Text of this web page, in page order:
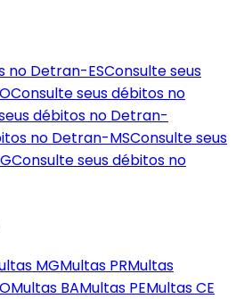
no Detran-ESConsulte seus
Consulte seus débitos no
débitos no Detran-
no Detran-MSConsulte seus
Consulte seus débitos no
MGMultas PRMultas
Multas BAMultas PEMultasCE